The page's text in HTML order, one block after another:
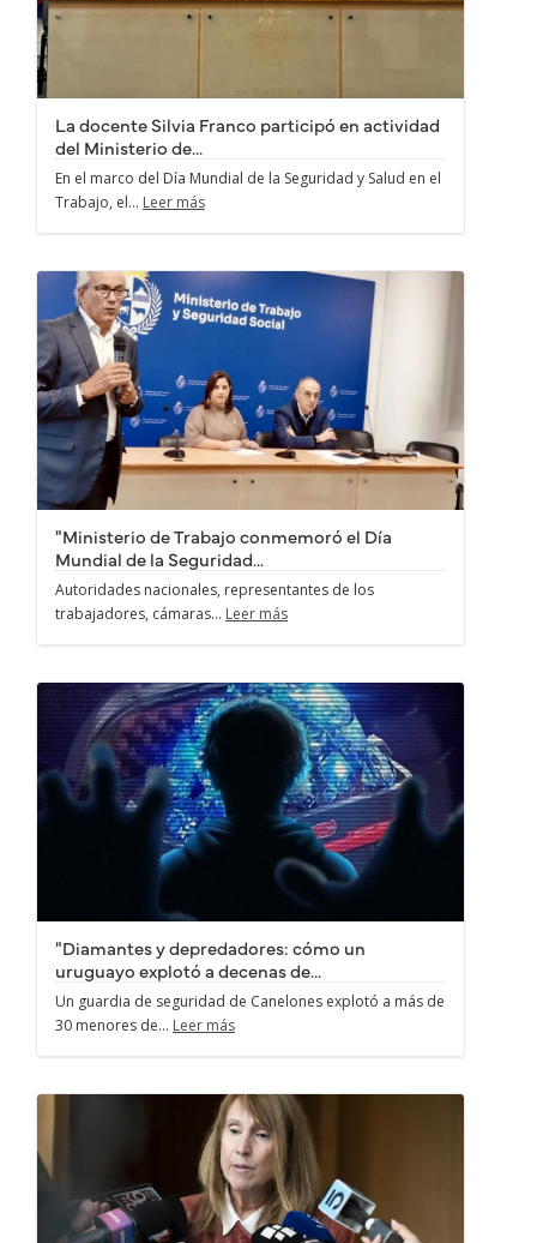
La docente Silvia Franco participó en actividad
del Ministerio de...
En el marco del Día Mundial de la Seguridad y Salud en el
Trabajo, el... Leer más
"Ministerio de Trabajo conmemoró el Día
Mundial de la Seguridad...
Autoridades nacionales, representantes de los
trabajadores, cámaras... Leer más
"Diamantes y depredadores: cómo un
uruguayo explotó a decenas de...
Un guardia de seguridad de Canelones explotó a más de
30 menores de... Leer más